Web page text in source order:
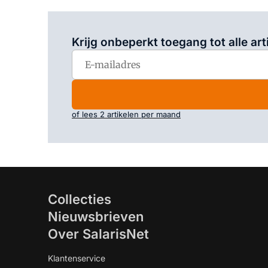
Krijg onbeperkt toegang tot alle
of lees 2 artikelen per maand
Collecties
Nieuwsbrieven
Over SalarisNet
Klantenservice